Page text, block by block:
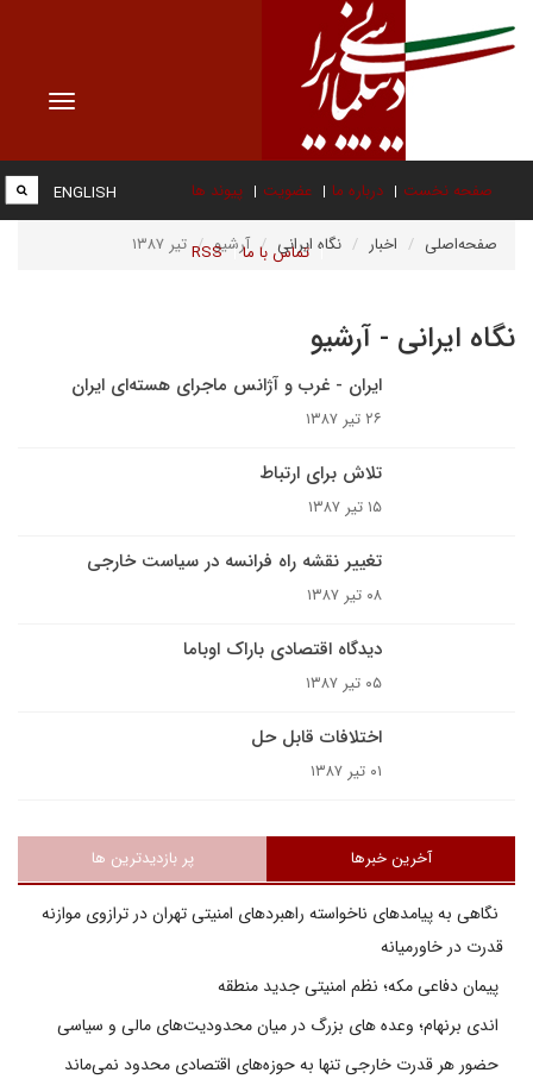
Toggle
صفحه نخست درباره ما عضویت پیوند ها
تماس با ما RSS
ENGLISH
صفحه‌اصلی اخبار نگاه ایرانی آرشیو تیر ۱۳۸۷
نگاه ایرانی - آرشیو
ايران - غرب و آژانس ماجراى هسته‌اى ايران
۲۶ تیر ۱۳۸۷
تلاش براى ارتباط
۱۵ تیر ۱۳۸۷
تغيير نقشه راه فرانسه در سياست خارجى
۰۸ تیر ۱۳۸۷
دیدگاه اقتصادی باراک اوباما
۰۵ تیر ۱۳۸۷
اختلافات قابل حل
۰۱ تیر ۱۳۸۷
آخرین خبرها پر بازدیدترین ها
نگاهی به پیامدهای ناخواسته راهبردهای امنیتی تهران در ترازوی موازنه
قدرت در خاورمیانه
پیمان دفاعی مکه؛ نظم امنیتی جدید منطقه
اندی برنهام؛ وعده های بزرگ در میان محدودیت‌های مالی و سیاسی
حضور هر قدرت خارجی تنها به حوزه‌های اقتصادی محدود نمی‌ماند